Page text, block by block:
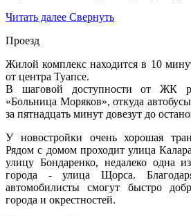
Читать далее Свернуть
Проезд
Жилой комплекс находится в 10
от центра Туапсе.
В шаговой доступности от ЖК
«Больница Моряков», откуда
за пятнадцать минут довезут до
У новостройки очень хорошая
Рядом с домом проходит улица
улицу Бондаренко, недалеко одна
города - улица Щорса.
автомобилисты смогут быстро
города и окрестностей.